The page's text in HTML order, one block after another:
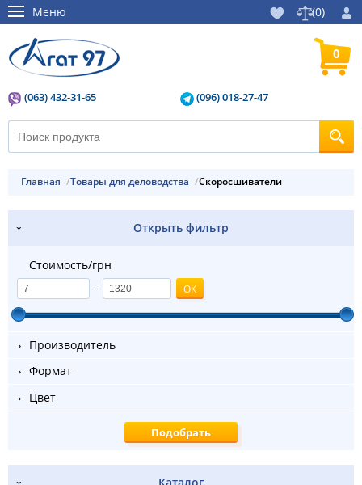
Меню (0)
(063) 432-31-65 (096) 018-27-47
0
Главная Товары для деловодства Скоросшиватели
Открыть фильтр
Стоимость/грн
-
Производитель
Формат
Цвет